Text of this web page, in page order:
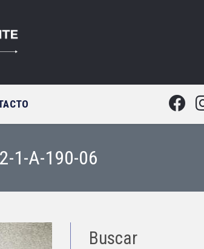
1-A-190-06
Buscar